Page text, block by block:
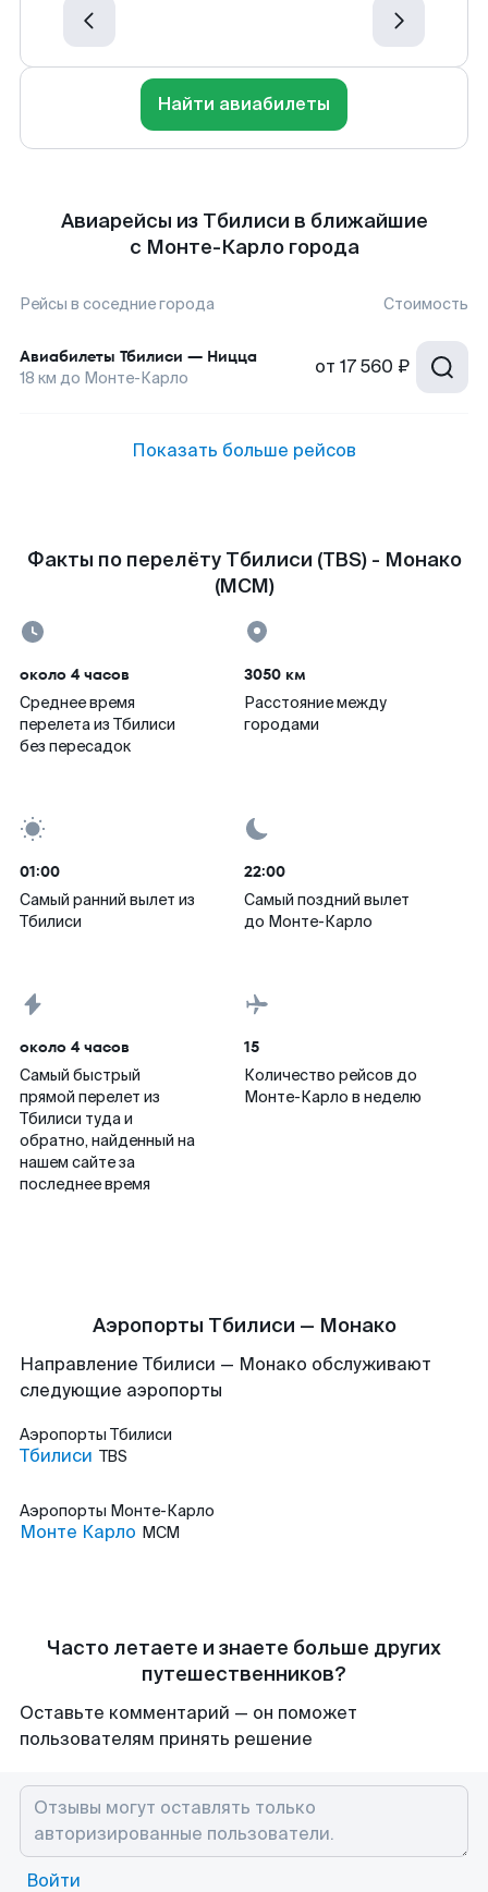
Найти авиабилеты
Авиарейсы из Тбилиси в ближайшие
с Монте-Карло города
Рейсы в соседние города Стоимость
Авиабилеты Тбилиси — Ницца
18 км до Монте-Карло от 17 560 ₽
Показать больше рейсов
Факты по перелёту Тбилиси (TBS) - Монако
(MCM)
около 4 часов
Среднее время
перелета из Тбилиси
без пересадок
3050 км
Расстояние между
городами
01:00
Самый ранний вылет из
Тбилиси
22:00
Самый поздний вылет
до Монте-Карло
около 4 часов
Самый быстрый
прямой перелет из
Тбилиси туда и
обратно, найденный на
нашем сайте за
последнее время
15
Количество рейсов до
Монте-Карло в неделю
Аэропорты Тбилиси — Монако
Направление Тбилиси — Монако обслуживают
следующие аэропорты
Аэропорты Тбилиси
Тбилиси TBS
Аэропорты Монте-Карло
Монте Карло MCM
Часто летаете и знаете больше других
путешественников?
Оставьте комментарий — он поможет
пользователям принять решение
Войти